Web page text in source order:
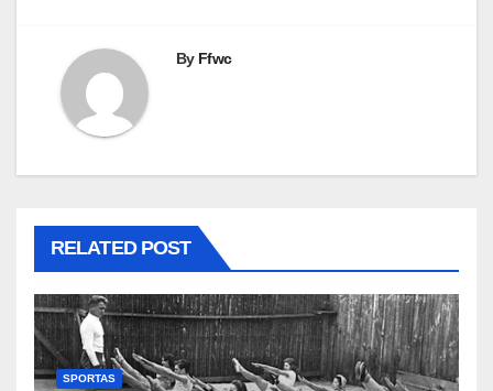
By Ffwc
RELATED POST
SPORTAS